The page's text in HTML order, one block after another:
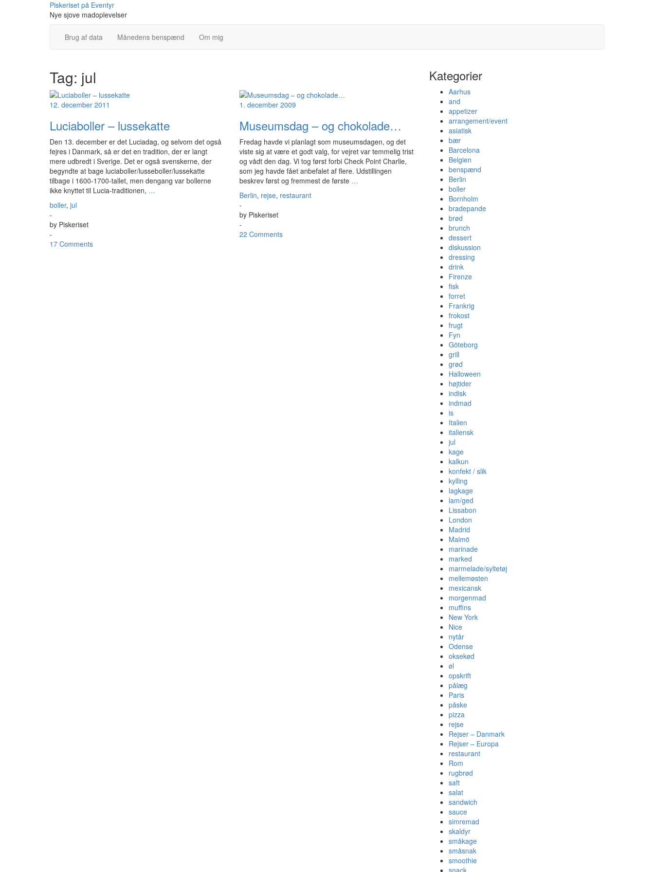
Piskeriset på Eventyr
Nye sjove madoplevelser
Brug af data Månedens benspænd Om mig
Tag: jul
12. december 2011
Luciaboller – lussekatte
Den 13. december er det Luciadag, og selvom det også
fejres i Danmark, så er det en tradition, der er langt
mere udbredt i Sverige. Det er også svenskerne, der
begyndte at bage luciaboller/lusseboller/lussekatte
tilbage i 1600-1700-tallet, men dengang var bollerne
ikke knyttet til Lucia-traditionen, …
boller, jul
-
by Piskeriset
-
17 Comments
1. december 2009
Museumsdag – og chokolade…
Fredag havde vi planlagt som museumsdagen, og det
viste sig at være et godt valg, for vejret var temmelig trist
og vådt den dag. Vi tog først forbi Check Point Charlie,
som jeg havde fået anbefalet af flere. Udstillingen
beskrev først og fremmest de første …
Berlin, rejse, restaurant
-
by Piskeriset
-
22 Comments
Kategorier
Aarhus
and
appetizer
arrangement/event
asiatisk
bær
Barcelona
Belgien
benspænd
Berlin
boller
Bornholm
bradepande
brød
brunch
dessert
diskussion
dressing
drink
Firenze
fisk
forret
Frankrig
frokost
frugt
Fyn
Göteborg
grill
grød
Halloween
højtider
indisk
indmad
is
Italien
italiensk
jul
kage
kalkun
konfekt / slik
kylling
lagkage
lam/ged
Lissabon
London
Madrid
Malmö
marinade
marked
marmelade/syltetøj
mellemøsten
mexicansk
morgenmad
muffins
New York
Nice
nytår
Odense
oksekød
øl
opskrift
pålæg
Paris
påske
pizza
rejse
Rejser – Danmark
Rejser – Europa
restaurant
Rom
rugbrød
saft
salat
sandwich
sauce
simremad
skaldyr
småkage
småsnak
smoothie
snack